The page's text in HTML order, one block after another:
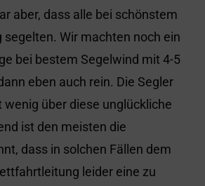
aber, dass alle bei schönstem
segelten. Wir machten noch ein
bei bestem Segelwind mit 4-5
eben auch rein. Die Segler
über diese unglückliche
ist den meisten die
dass in solchen Fällen dem
leider eine zu